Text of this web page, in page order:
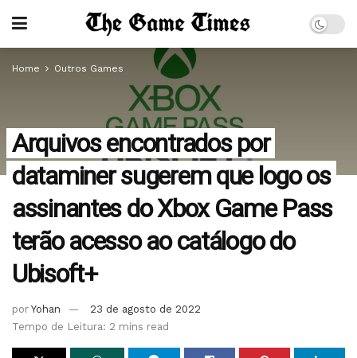
Home Outros Games
Arquivos encontrados por
dataminer sugerem que logo os
assinantes do Xbox Game Pass
terão acesso ao catálogo do
Ubisoft+
por Yohan
23 de agosto de 2022
Tempo de Leitura: 2 mins read